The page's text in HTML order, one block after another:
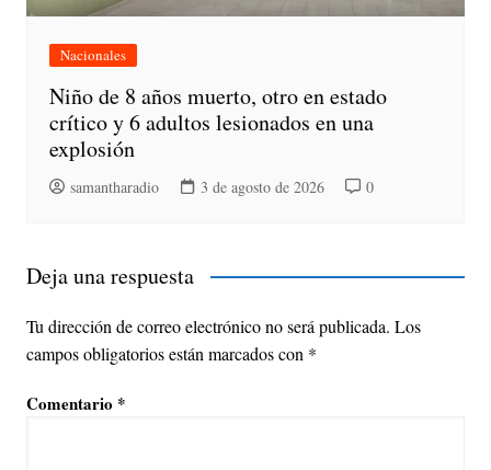
Nacionales
Niño de 8 años muerto, otro en estado
crítico y 6 adultos lesionados en una
explosión
samantharadio 3 de agosto de 2026 0
Deja una respuesta
Tu dirección de correo electrónico no será publicada. Los
campos obligatorios están marcados con *
Comentario *